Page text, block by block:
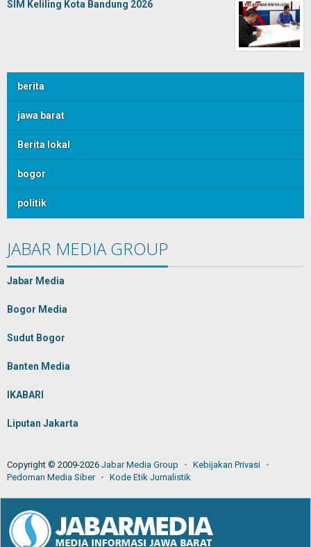
SIM Keliling Kota Bandung 2026
berita
jawa barat
Berita lokal
bogor
politik
JABAR MEDIA GROUP
Jabar Media
Bogor Media
Sudut Bogor
Banten Media
IKABARI
Liputan Jakarta
Copyright © 2009-2026 Jabar Media Group
Kebijakan Privasi
Pedoman Media Siber
Kode Etik Jurnalistik